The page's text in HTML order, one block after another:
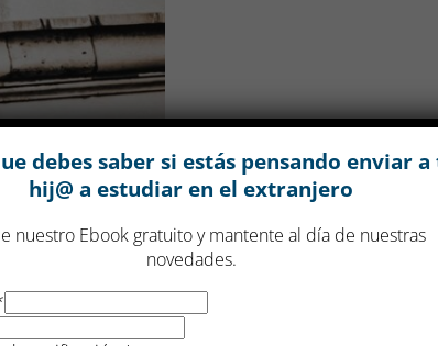
con
debes saber si estás pensando enviar
hij@ a estudiar en el extranjero
nuestro Ebook gratuito y mantente al día de nuestras
novedades.